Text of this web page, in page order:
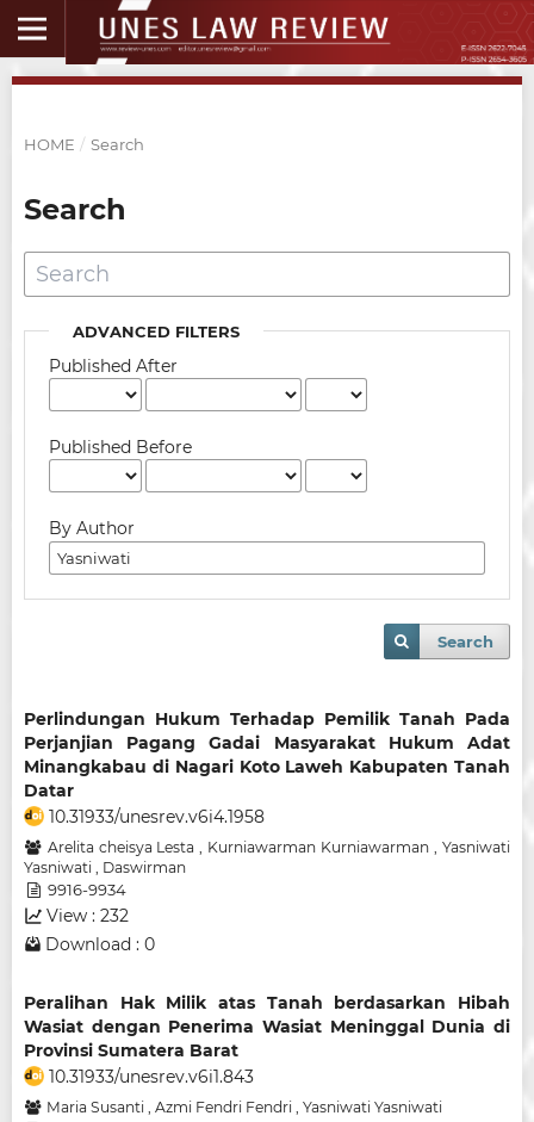
HOME / Search
Search
ADVANCED FILTERS
Published After
Published Before
By Author
Search
Perlindungan Hukum Terhadap Pemilik Tanah Pada
Perjanjian Pagang Gadai Masyarakat Hukum Adat
Minangkabau di Nagari Koto Laweh Kabupaten Tanah
Datar
10.31933/unesrev.v6i4.1958
Arelita cheisya Lesta Kurniawarman Kurniawarman ,Yasniwati
Yasniwati
Daswirman
9916-9934
View : 232
Download : 0
Peralihan Hak Milik atas Tanah berdasarkan Hibah
Wasiat dengan Penerima Wasiat Meninggal Dunia di
Provinsi Sumatera Barat
10.31933/unesrev.v6i1.843
Maria Susanti Azmi Fendri Fendri Yasniwati Yasniwati